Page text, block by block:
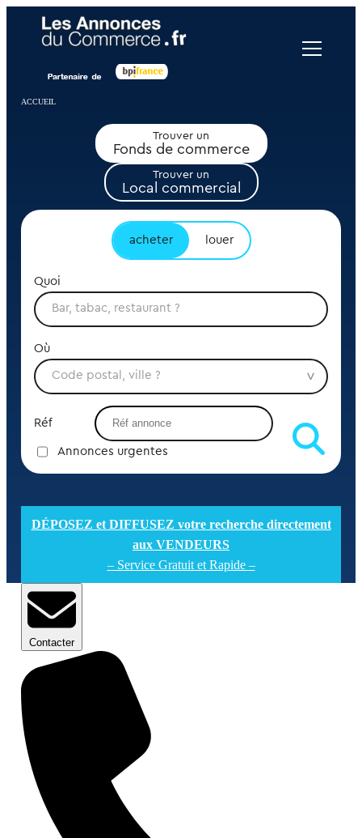
ACCUEIL
Trouver un
Fonds de commerce
Trouver un
Local commercial
acheter louer
Quoi
Où
Réf
Annonces urgentes
DÉPOSEZ et DIFFUSEZ votre recherche directement
aux VENDEURS
– Service Gratuit et Rapide –
Contacter
Panneau de gestion des cookies